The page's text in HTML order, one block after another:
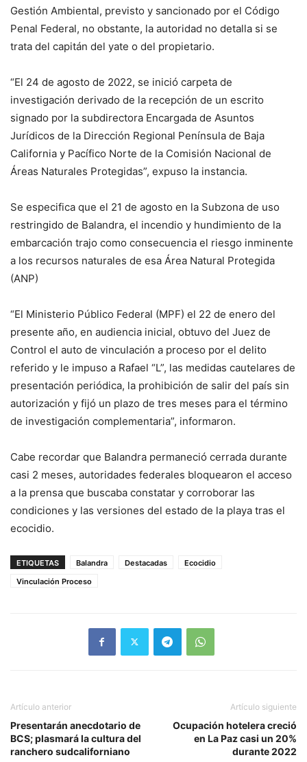
Gestión Ambiental, previsto y sancionado por el Código
Penal Federal, no obstante, la autoridad no detalla si se
trata del capitán del yate o del propietario.
“El 24 de agosto de 2022, se inició carpeta de
investigación derivado de la recepción de un escrito
signado por la subdirectora Encargada de Asuntos
Jurídicos de la Dirección Regional Península de Baja
California y Pacífico Norte de la Comisión Nacional de
Áreas Naturales Protegidas”, expuso la instancia.
Se especifica que el 21 de agosto en la Subzona de uso
restringido de Balandra, el incendio y hundimiento de la
embarcación trajo como consecuencia el riesgo inminente
a los recursos naturales de esa Área Natural Protegida
(ANP)
“El Ministerio Público Federal (MPF) el 22 de enero del
presente año, en audiencia inicial, obtuvo del Juez de
Control el auto de vinculación a proceso por el delito
referido y le impuso a Rafael “L”, las medidas cautelares de
presentación periódica, la prohibición de salir del país sin
autorización y fijó un plazo de tres meses para el término
de investigación complementaria”, informaron.
Cabe recordar que Balandra permaneció cerrada durante
casi 2 meses, autoridades federales bloquearon el acceso
a la prensa que buscaba constatar y corroborar las
condiciones y las versiones del estado de la playa tras el
ecocidio.
ETIQUETAS Balandra Destacadas
Ecocidio
Vinculación Proceso
Artículo anterior
Presentarán anecdotario de
BCS; plasmará la cultura del
ranchero sudcaliforniano
Artículo siguiente
Ocupación hotelera creció
en La Paz casi un 20%
durante 2022